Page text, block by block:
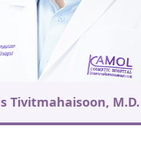
Tivitmahaisoon, M.D.